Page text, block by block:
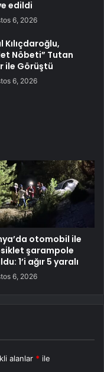
edildi
6, 2026
Kılıçdaroğlu,
Nöbeti” Tutan
ile Görüştü
6, 2026
otomobil ile
şarampole
1’i ağır 5 yaralı
6, 2026
alanlar * ile